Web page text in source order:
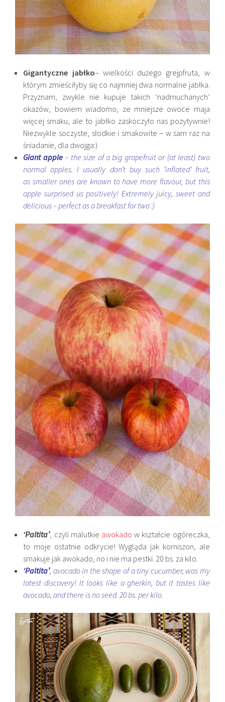
Gigantyczne jabłko– wielkości dużego grejpfruta, w
którym zmieściłyby się co najmniej dwa normalne jabłka.
Przyznam, zwykle nie kupuje takich ‘nadmuchanych’
okazów, bowiem wiadomo, ze mniejsze owoce maja
więcej smaku, ale to jabłko zaskoczyło nas pozytywnie!
Niezwykle soczyste, słodkie i smakowite – w sam raz na
śniadanie, dla dwojga:)
Giant apple– the size of a big grapefruit or (at least) two
normal apples. I usually don’t buy such ‘inflated’ fruit,
as smaller ones are known to have more flavour, but this
apple surprised us positively! Extremely juicy, sweet and
delicious – perfect as a breakfast for two :)
‘Paltita’, czyli malutkie awokado w kształcie ogóreczka,
to moje ostatnie odkrycie! Wygląda jak korniszon, ale
smakuje jak awokado, no i nie ma pestki. 20 bs. za kilo.
‘Paltita’, avocado in the shape of a tiny cucumber, was my
latest discovery! It looks like a gherkin, but it tastes like
avocado, and there is no seed. 20 bs. per kilo.